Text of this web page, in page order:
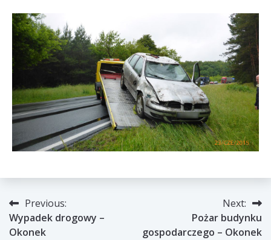
Nawigacja
wpisu
Previous:
Wypadek drogowy –
Okonek
Next:
Pożar budynku
gospodarczego – Okonek